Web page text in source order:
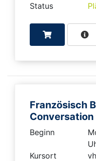
Status
Französisch
Beginn
Kursort